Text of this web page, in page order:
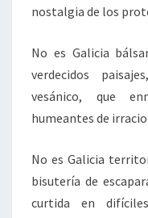
nostalgia de los
No es Galicia
verdecidos
vesánico, que
humeantes de
No es Galicia
bisutería de
curtida en